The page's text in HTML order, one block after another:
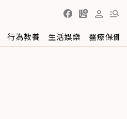
行為教養 生活娛樂 醫療保健